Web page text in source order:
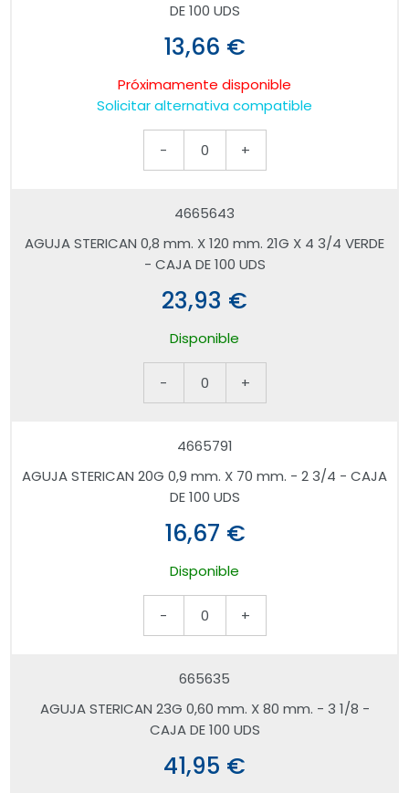
DE 100 UDS
13,66 €
Próximamente disponible
Solicitar alternativa compatible
- 0 +
4665643
AGUJA STERICAN 0,8 mm. X 120 mm. 21G X 4 3/4 VERDE
- CAJA DE 100 UDS
23,93 €
Disponible
- 0 +
4665791
AGUJA STERICAN 20G 0,9 mm. X 70 mm. - 2 3/4 - CAJA
DE 100 UDS
16,67 €
Disponible
- 0 +
665635
AGUJA STERICAN 23G 0,60 mm. X 80 mm. - 3 1/8 -
CAJA DE 100 UDS
41,95 €